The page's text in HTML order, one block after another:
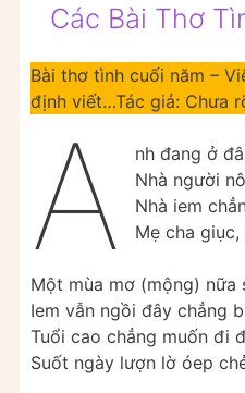
Các Bài Thơ
Bài thơ tình cuối năm –
định viết…Tác giả: Chưa
A
nh đang ở
Nhà người
Nhà iem
Mẹ cha
Một mùa mơ (mộng) nữa
Iem vẫn ngồi đây chẳng
Tuổi cao chẳng muốn đi
Suốt ngày lượn lờ óep